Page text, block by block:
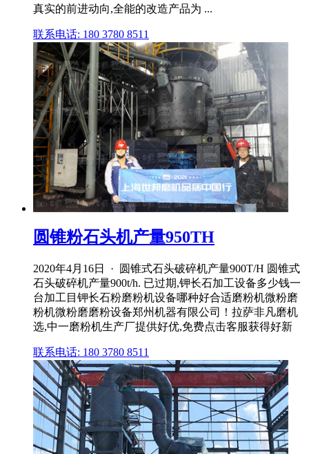
真实的前进动向,全能的改造产品为 ...
联系电话: 180 3780 8511
圆锥粉石头机产量950TH
2020年4月16日 · 圆锥式石头破碎机产量900T/H 圆锥式
石头破碎机产量900t/h. 已过期,钾长石加工设备多少钱一
台加工目钾长石粉磨粉机设备哪种好合适磨粉机微粉磨
粉机微粉磨磨粉设备郑州机器有限公司！拉萨非凡磨机
选,中一磨粉机生产厂提供好优,免费点击客服获得好新
联系电话: 180 3780 8511